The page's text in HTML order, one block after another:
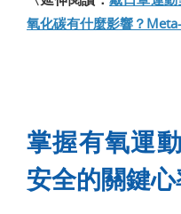
氧化碳有什麼影響？
掌握有氧運
安全的關鍵